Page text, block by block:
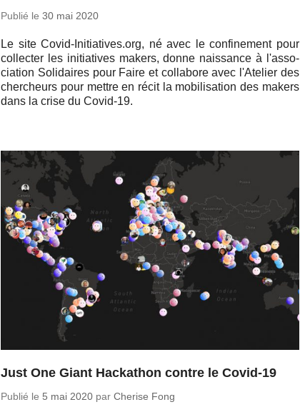
Publié le30 mai 2020
Le site Covid-Initiatives.​org, né avec le confi­ne­ment pour
col­lec­ter les ini­tia­tives makers, donne nais­sance à l'as­so­
cia­tion So­li­daires pour Faire et col­la­bore avec l'Ate­lier des
cher­cheurs pour mettre en récit la mo­bi­li­sa­tion des makers
dans la crise du Covid-19.
Just One Giant Hackathon contre le Covid-19
Publié le 5 mai 2020 parCherise Fong